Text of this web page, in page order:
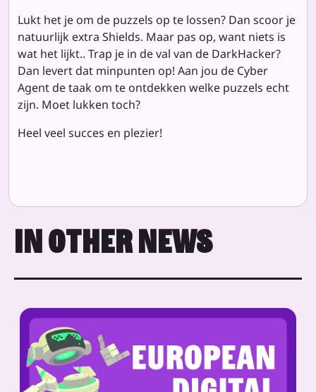
Lukt het je om de puzzels op te lossen? Dan scoor je
natuurlijk extra Shields. Maar pas op, want niets is
wat het lijkt.. Trap je in de val van de DarkHacker?
Dan levert dat minpunten op! Aan jou de Cyber
Agent de taak om te ontdekken welke puzzels echt
zijn. Moet lukken toch?
Heel veel succes en plezier!
IN OTHER NEWS